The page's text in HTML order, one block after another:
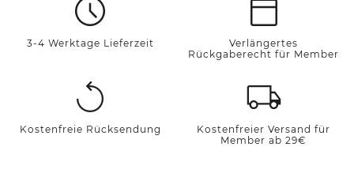
3-4 Werktage Lieferzeit
Verlängertes
Rückgaberecht für Member
Kostenfreie Rücksendung
Kostenfreier Versand für
Member ab 29€